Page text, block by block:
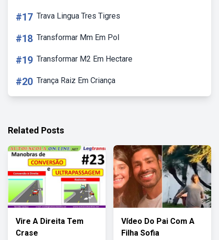
#17 Trava Lingua Tres Tigres
#18 Transformar Mm Em Pol
#19 Transformar M2 Em Hectare
#20 Trança Raiz Em Criança
Related Posts
Vire A Direita Tem
Crase
Vídeo Do Pai Com A
Filha Sofia